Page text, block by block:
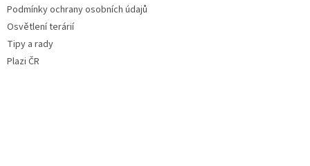
Podmínky ochrany osobních údajů
Osvětlení terárií
Tipy a rady
Plazi ČR